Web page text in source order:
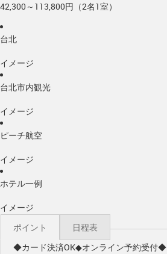
42,300～113,800円（2名1室）
台北
イメージ
台北市内観光
イメージ
ピーチ航空
イメージ
ホテル一例
イメージ
ポイント
日程表
◆カード決済OK◆オンライン予約受付◆